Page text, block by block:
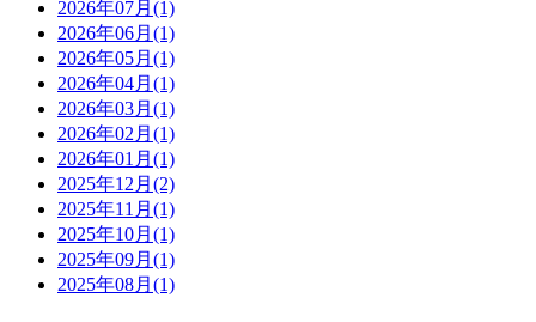
2026年07月(1)
2026年06月(1)
2026年05月(1)
2026年04月(1)
2026年03月(1)
2026年02月(1)
2026年01月(1)
2025年12月(2)
2025年11月(1)
2025年10月(1)
2025年09月(1)
2025年08月(1)